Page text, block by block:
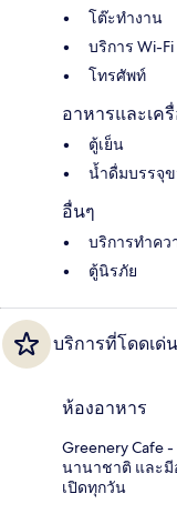
โต๊ะทำงาน
บริการ Wi-
โทรศัพท์
อาหารและเค
ตู้เย็น
น้ำดื่มบรรจุ
อื่นๆ
บริการทำค
ตู้นิรภัย
บริการที่โดดเด่น
ห้องอาหาร
Greenery Cafe
นานาชาติ และมี
เปิดทุกวัน